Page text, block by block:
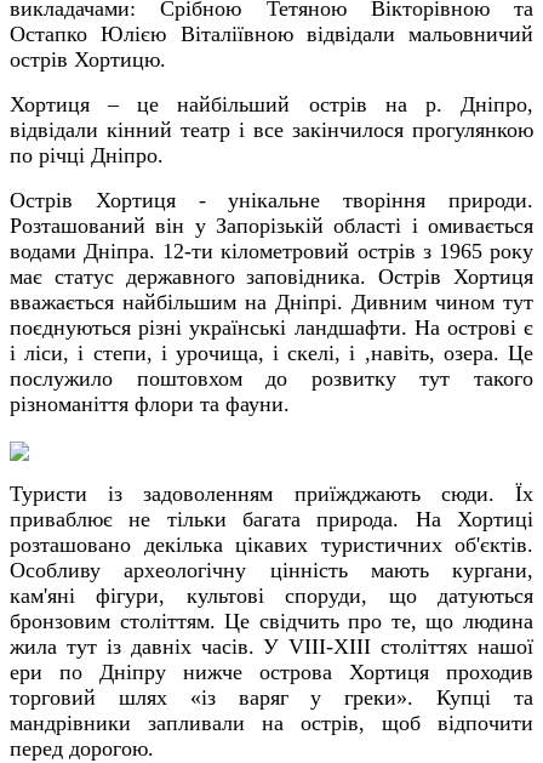
викладачами: Срібною Тетяною Вікторівною та
Остапко Юлією Віталіївною відвідали мальовничий
острів Хортицю.
Хортиця – це найбільший острів на р. Дніпро,
відвідали кінний театр і все закінчилося прогулянкою
по річці Дніпро.
Острів Хортиця - унікальне творіння природи.
Розташований він у Запорізькій області і омивається
водами Дніпра. 12-ти кілометровий острів з 1965 року
має статус державного заповідника. Острів Хортиця
вважається найбільшим на Дніпрі. Дивним чином тут
поєднуються різні українські ландшафти. На острові є
і ліси, і степи, і урочища, і скелі, і ,навіть, озера. Це
послужило поштовхом до розвитку тут такого
різноманіття флори та фауни.
Туристи із задоволенням приїжджають сюди. Їх
приваблює не тільки багата природа. На Хортиці
розташовано декілька цікавих туристичних об'єктів.
Особливу археологічну цінність мають кургани,
кам'яні фігури, культові споруди, що датуються
бронзовим століттям. Це свідчить про те, що людина
жила тут із давніх часів. У VIII-XIII століттях нашої
ери по Дніпру нижче острова Хортиця проходив
торговий шлях «із варяг у греки». Купці та
мандрівники запливали на острів, щоб відпочити
перед дорогою.